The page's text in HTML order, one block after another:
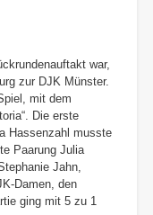
war,
zur DJK Münster.
mit dem
Die erste
Hassenzahl musste
Paarung Julia
Jahn,
Damen, den
ging mit 5 zu 1